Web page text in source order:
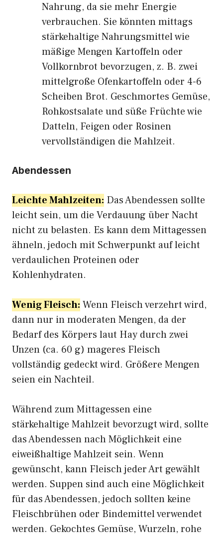
Nahrung, da sie mehr Energie
verbrauchen. Sie könnten mittags
stärkehaltige Nahrungsmittel wie
mäßige Mengen Kartoffeln oder
Vollkornbrot bevorzugen, z. B. zwei
mittelgroße Ofenkartoffeln oder 4-6
Scheiben Brot. Geschmortes Gemüse,
Rohkostsalate und süße Früchte wie
Datteln, Feigen oder Rosinen
vervollständigen die Mahlzeit.
Abendessen
Leichte Mahlzeiten: Das Abendessen sollte
leicht sein, um die Verdauung über Nacht
nicht zu belasten. Es kann dem Mittagessen
ähneln, jedoch mit Schwerpunkt auf leicht
verdaulichen Proteinen oder
Kohlenhydraten.
Wenig Fleisch: Wenn Fleisch verzehrt wird,
dann nur in moderaten Mengen, da der
Bedarf des Körpers laut Hay durch zwei
Unzen (ca. 60 g) mageres Fleisch
vollständig gedeckt wird. Größere Mengen
seien ein Nachteil.
Während zum Mittagessen eine
stärkehaltige Mahlzeit bevorzugt wird, sollte
das Abendessen nach Möglichkeit eine
eiweißhaltige Mahlzeit sein. Wenn
gewünscht, kann Fleisch jeder Art gewählt
werden. Suppen sind auch eine Möglichkeit
für das Abendessen, jedoch sollten keine
Fleischbrühen oder Bindemittel verwendet
werden. Gekochtes Gemüse, Wurzeln, rohe